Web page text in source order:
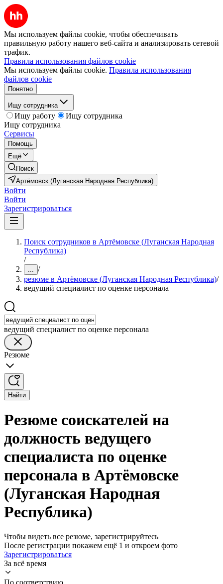
Мы используем файлы cookie, чтобы обеспечивать
правильную работу нашего веб-сайта и анализировать сетевой
трафик.
Правила использования файлов cookie
Мы используем файлы cookie. Правила использования
файлов cookie
Понятно
Ищу сотрудника
Ищу работу
Ищу сотрудника
Ищу сотрудника
Сервисы
Помощь
Ещё
Поиск
Артёмовск (Луганская Народная Республика)
Войти
Войти
Зарегистрироваться
Поиск сотрудников в Артёмовске (Луганская Народная
Республика)
/
... /
резюме в Артёмовске (Луганская Народная Республика)/
ведущий специалист по оценке персонала
ведущий специалист по оценке персонала
Резюме
Найти
Резюме соискателей на
должность ведущего
специалиста по оценке
персонала в Артёмовске
(Луганская Народная
Республика)
Чтобы видеть все резюме, зарегистрируйтесь
После регистрации покажем ещё 1 и откроем фото
Зарегистрироваться
За всё время
По соответствию